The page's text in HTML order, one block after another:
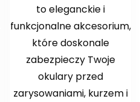
to eleganckie i
funkcjonalne akcesorium,
które doskonale
zabezpieczy Twoje
okulary przed
zarysowaniami, kurzem i